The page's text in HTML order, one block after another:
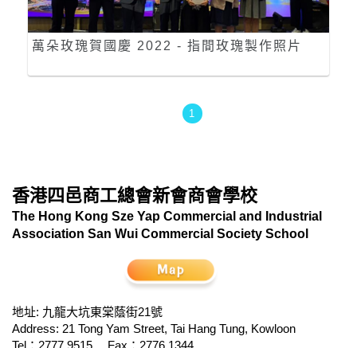
萬朵玫瑰賀國慶 2022 - 指間玫瑰製作照片
1
香港四邑商工總會新會商會學校
The Hong Kong Sze Yap Commercial and Industrial
Association San Wui Commercial Society School
地址: 九龍大坑東棠蔭街21號
Address: 21 Tong Yam Street, Tai Hang Tung, Kowloon
Tel：2777 9515
Fax：2776 1344